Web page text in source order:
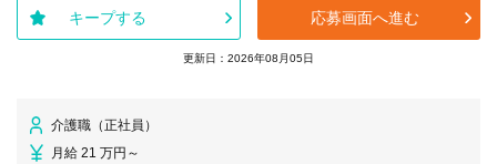
キープする 応募画面へ進む
更新日：2026年08月05日
介護職（正社員）
月給 21 万円～